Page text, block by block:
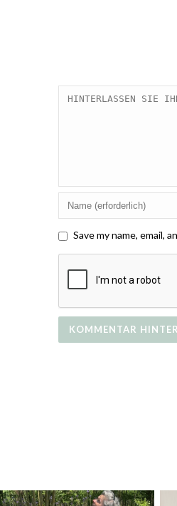
Save my name, email,